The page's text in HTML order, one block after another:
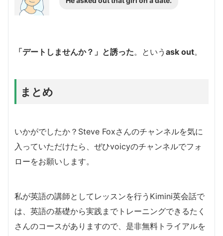
「デートしませんか？」と誘った。という ask out。
まとめ
いかがでしたか？Steve Foxさんのチャンネルを気に
入っていただけたら、ぜひvoicyのチャンネルでフォ
ローをお願いします。
私が英語の講師としてレッスンを行うKimini英会話で
は、英語の基礎から実践までトレーニングできるたく
さんのコースがありますので、是非無料トライアルを